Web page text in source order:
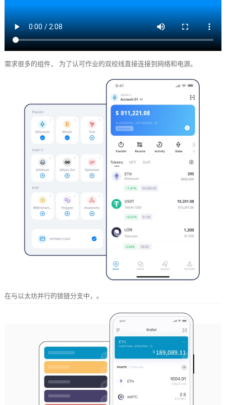
需求很多的组件， 为了认可作业的双绞线直接连接到网络和电源。
在与以太坊并行的锁链分支中，。